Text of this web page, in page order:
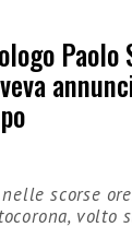
Paolo
scorse
volto